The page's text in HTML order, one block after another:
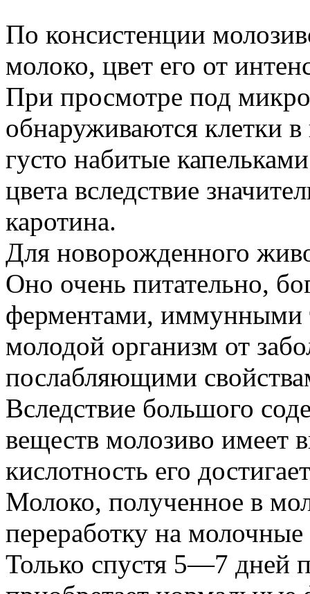
По консистенции
молоко, цвет его от
При просмотре под
обнаруживаются клетки
густо набитые
цвета вследствие
каротина.
Для новорожденного
Оно очень питательно,
ферментами, иммунными
молодой организм от
послабляющими
Вследствие большого
веществ молозиво имеет
кислотность его
Молоко, полученное в
переработку на
Только спустя 5—7 дней